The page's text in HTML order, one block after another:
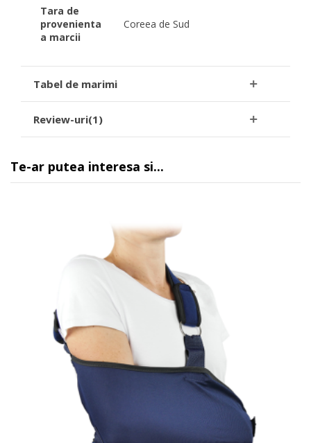
Tara de
provenienta
a marcii
Coreea de Sud
Tabel de marimi
Review-uri(1)
Te-ar putea interesa si...